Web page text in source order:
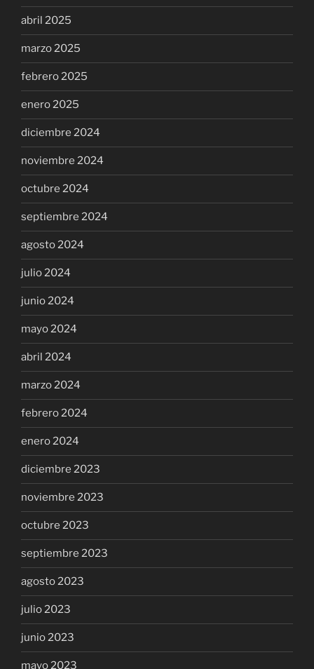
abril 2025
marzo 2025
febrero 2025
enero 2025
diciembre 2024
noviembre 2024
octubre 2024
septiembre 2024
agosto 2024
julio 2024
junio 2024
mayo 2024
abril 2024
marzo 2024
febrero 2024
enero 2024
diciembre 2023
noviembre 2023
octubre 2023
septiembre 2023
agosto 2023
julio 2023
junio 2023
mayo 2023